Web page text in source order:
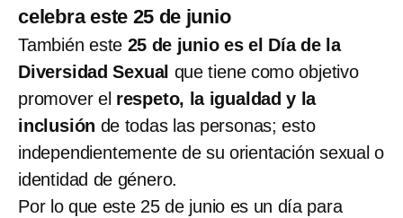
celebra este 25 de junio
También este 25 de junio es el Día de la
Diversidad Sexual que tiene como objetivo
promover el respeto, la igualdad y la
inclusión de todas las personas; esto
independientemente de su orientación sexual o
identidad de género.
Por lo que este 25 de junio es un día para